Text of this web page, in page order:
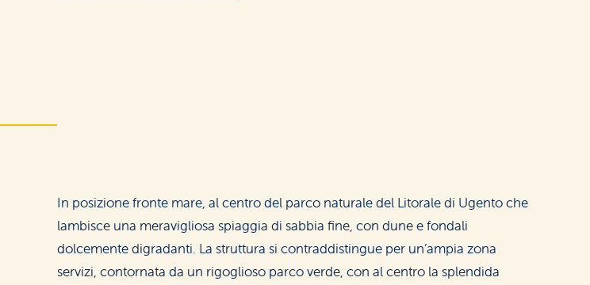
In posizione fronte mare, al centro del parco naturale del Litorale di Ugento che
lambisce una meravigliosa spiaggia di sabbia fine, con dune e fondali
dolcemente digradanti. La struttura si contraddistingue per un’ampia zona
servizi, contornata da un rigoglioso parco verde, con al centro la splendida